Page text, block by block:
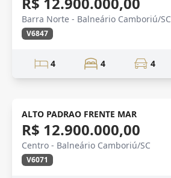
Barra Norte - Balneário Camboriú/SC
V6847
4 4 4
CONSTRUÇÃO
ALTO PADRAO FRENTE MAR
R$ 12.900.000,00
Centro - Balneário Camboriú/SC
V6071